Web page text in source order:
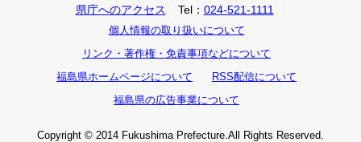
県庁へのアクセス Tel： 024-521-1111
個人情報の取り扱いについて
リンク・著作権・免責事項などについて
福島県ホームページについて
RSS配信について
福島県の広告事業について
Copyright © 2014 Fukushima Prefecture.All Rights Reserved.